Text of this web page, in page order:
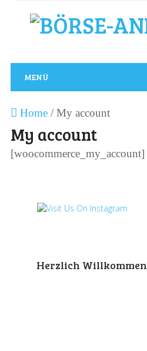
MENÜ
Home/ My account
My account
[woocommerce_my_account]
Herzlich Willkommen